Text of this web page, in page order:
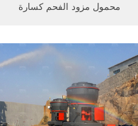
محمول مزود الفحم كسارة
النحاس بيع خام محطم الجوال،
مواصفات كسارة . الدردشة الآن;
تات كذب هيدروليكية كسارة مخروط